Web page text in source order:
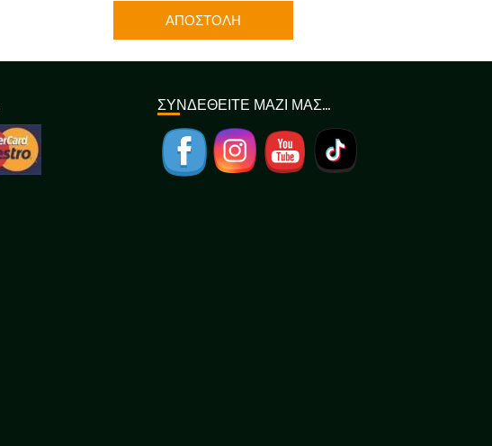
ΣΥΝΔΕΘΕΙΤΕ ΜΑΖΙ ΜΑΣ…